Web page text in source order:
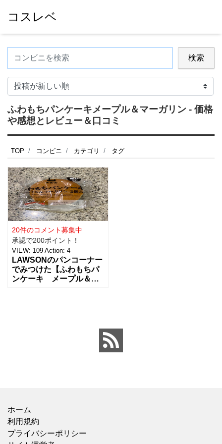
コスレベ
検索
ふわもちパンケーキメープル＆マーガリン - 価格
や感想とレビュー＆口コミ
TOP コンビニ カテゴリ タグ
20件のコメント募集中
承認で200ポイント！
VIEW: 109 Action: 4
LAWSONのパンコーナー
でみつけた【ふわもちパ
ンケーキ メープル＆マ
ホーム
利用規約
プライバシーポリシー